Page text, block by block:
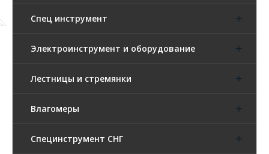
Спец инструмент
Электроинструмент и оборудование
Лестницы и стремянки
Влагомеры
Специнструмент СНГ